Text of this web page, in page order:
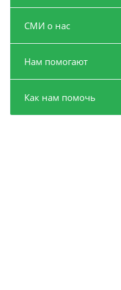
СМИ о нас
Нам помогают
Как нам помочь